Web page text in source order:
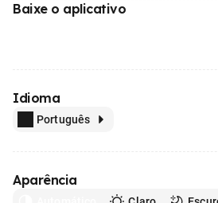
Baixe o aplicativo
Idioma
Português
Aparência